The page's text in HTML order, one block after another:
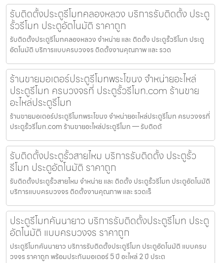
รับติดตั้งประตูรีโมทคลองหลวง บริการรับติดตั้ง ประตู
รั้วรีโมท ประตูอัตโนมัติ ราคาถูก
รับติดตั้งประตูรีโมทคลองหลวง จำหน่าย และ ติดตั้ง ประตูรั้วรีโมท ประตู
อัตโนมัติ บริการแบบครบวงจร ติดตั้งงานคุณภาพ และ รวด
ร้านขายมอเตอร์ประตูรีโมทพระโขนง จำหน่ายอะไหล่
ประตูรีโมท ครบวงจรที่ ประตูรั้วรีโมท.com ร้านขาย
อะไหล่ประตูรีโมท
ร้านขายมอเตอร์ประตูรีโมทพระโขนง จำหน่ายอะไหล่ประตูรีโมท ครบวงจรที่
ประตูรั้วรีโมท.com ร้านขายอะไหล่ประตูรีโมท — รับติดตั
รับติดตั้งประตูรั้วสายไหม บริการรับติดตั้ง ประตูรั้ว
รีโมท ประตูอัตโนมัติ ราคาถูก
รับติดตั้งประตูรั้วสายไหม จำหน่าย และ ติดตั้ง ประตูรั้วรีโมท ประตูอัตโนมัติ
บริการแบบครบวงจร ติดตั้งงานคุณภาพ และ รวดเร็
ประตูรีโมทคันนายาว บริการรับติดตั้งประตูรีโมท ประตู
อัตโนมัติ แบบครบวงจร ราคาถูก
ประตูรีโมทคันนายาว บริการรับติดตั้งประตูรีโมท ประตูอัตโนมัติ แบบครบ
วงจร ราคาถูก พร้อมประกันมอเตอร์ 5 ปี อะไหล่ 2 ปี ประต